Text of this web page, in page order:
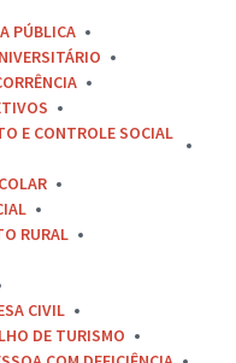
PÚBLICA
E CONTROLE SOCIAL
RURAL
CIVIL
DE TURISMO